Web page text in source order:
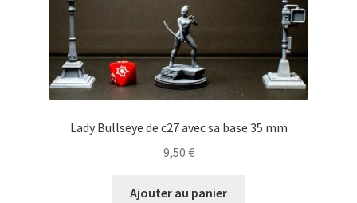
Lady Bullseye de c27 avec sa base 35 mm
9,50 €
Ajouter au panier